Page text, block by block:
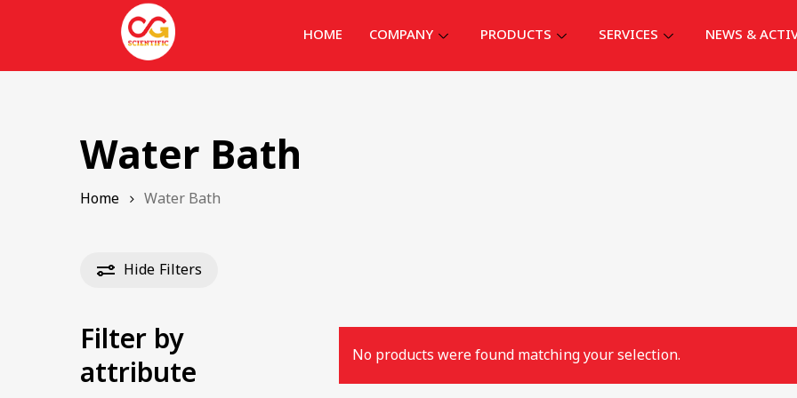
HOME COMPANY PRODUCTS SERVICES NEWS &
Water Bath
Home Water Bath
Hide Filters
Filter by
attribute
No products were found matching your selection.